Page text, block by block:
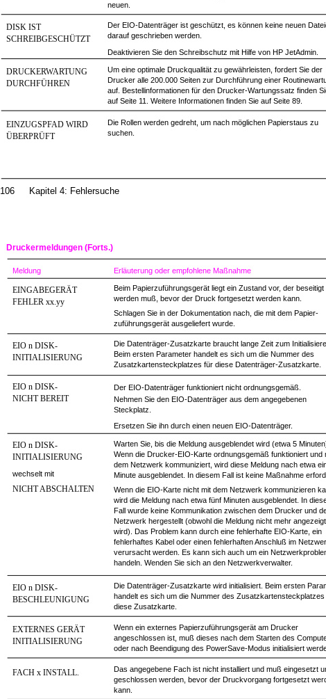
106 Kapitel 4: Fehlersuche
neuen.
DISK IST
SCHREIBGESCHÜTZT
Der EIO-Datenträger ist geschützt, es können keine neuen
darauf geschrieben werden.
Deaktivieren Sie den Schreibschutz mit Hilfe von HP JetAdmin.
DRUCKERWARTUNG
DURCHFÜHREN
Um eine optimale Druckqualität zu gewährleisten, fordert Sie der
Drucker alle 200.000 Seiten zur Durchführung einer
auf. Bestellinformationen für den Drucker-Wartungssatz finden
auf Seite 11. Weitere Informationen finden Sie auf Seite 89.
EINZUGSPFAD WIRD
ÜBERPRÜFT
Die Rollen werden gedreht, um nach möglichen Papierstaus zu
suchen.
EINGABEGERÄT
FEHLER xx.yy
Beim Papierzuführungsgerät liegt ein Zustand vor, der beseitigt
werden muß, bevor der Druck fortgesetzt werden kann.
Schlagen Sie in der Dokumentation nach, die mit dem Papier-
zuführungsgerät ausgeliefert wurde.
EIO n DISK-
INITIALISIERUNG
Die Datenträger-Zusatzkarte braucht lange Zeit zum
Beim ersten Parameter handelt es sich um die Nummer des
Zusatzkartensteckplatzes für diese Datenträger-Zusatzkarte.
EIO n DISK-
NICHT BEREIT
Der EIO-Datenträger funktioniert nicht ordnungsgemäß.
Nehmen Sie den EIO-Datenträger aus dem angegebenen
Steckplatz.
Ersetzen Sie ihn durch einen neuen EIO-Datenträger.
EIO n DISK-
INITIALISIERUNG
wechselt mit
NICHT ABSCHALTEN
Warten Sie, bis die Meldung ausgeblendet wird (etwa 5
Wenn die Drucker-EIO-Karte ordnungsgemäß funktioniert und
dem Netzwerk kommuniziert, wird diese Meldung nach etwa
Minute ausgeblendet. In diesem Fall ist keine Maßnahme
Wenn die EIO-Karte nicht mit dem Netzwerk kommunizieren
wird die Meldung nach etwa fünf Minuten ausgeblendet. In
Fall wurde keine Kommunikation zwischen dem Drucker und
Netzwerk hergestellt (obwohl die Meldung nicht mehr angezeigt
wird). Das Problem kann durch eine fehlerhafte EIO-Karte, ein
fehlerhaftes Kabel oder einen fehlerhaften Anschluß im
verursacht werden. Es kann sich auch um ein
handeln. Wenden Sie sich an den Netzwerkverwalter.
EIO n DISK-
BESCHLEUNIGUNG
Die Datenträger-Zusatzkarte wird initialisiert. Beim ersten
handelt es sich um die Nummer des Zusatzkartensteckplatzes
diese Zusatzkarte.
EXTERNES GERÄT
INITIALISIERUNG
Wenn ein externes Papierzuführungsgerät am Drucker
angeschlossen ist, muß dieses nach dem Starten des
oder nach Beendigung des PowerSave-Modus initialisiert
FACH x INSTALL.
Das angegebene Fach ist nicht installiert und muß eingesetzt
geschlossen werden, bevor der Druckvorgang fortgesetzt
kann.
Druckermeldungen (Forts.)
Meldung Erläuterung oder empfohlene Maßnahme